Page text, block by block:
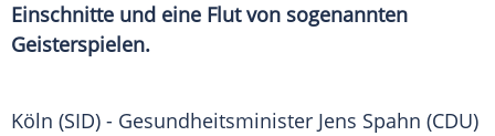
Einschnitte und eine Flut von sogenannten
Geisterspielen.
Köln (SID) - Gesundheitsminister Jens Spahn (CDU)